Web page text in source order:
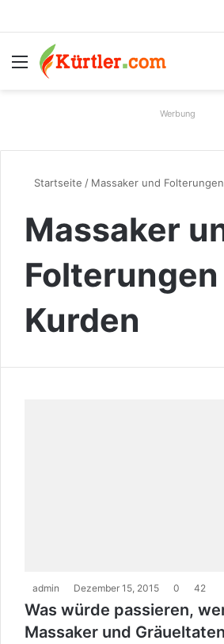
Menü
Werbung
Startseite / Massaker und
Massaker
Folterungen
Kurden
admin Dezember 15, 2015 0 42
Was würde passieren,
Massaker und